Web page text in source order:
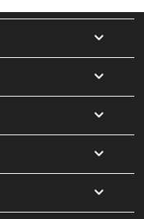
expand_more
expand_more
expand_more
expand_more
expand_more